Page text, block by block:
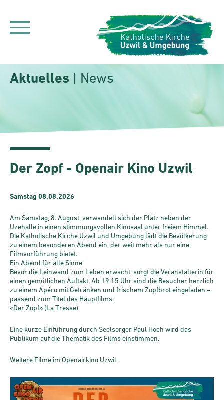
Aktuelles | News
Der Zopf - Openair Kino Uzwil
Samstag 08.08.2026
Am Samstag, 8. August, verwandelt sich der Platz neben der
Uzehalle in einen stimmungsvollen Kinosaal unter freiem Himmel.
Die Katholische Kirche Uzwil und Umgebung lädt die Bevölkerung
zu einem besonderen Abend ein, der weit mehr als nur eine
Filmvorführung bietet.
Ein Abend für alle Sinne
Bevor die Leinwand zum Leben erwacht, sorgt die Veranstalterin für
einen gemütlichen Auftakt. Ab 19.15 Uhr sind die Besucher herzlich
zu einem Apéro mit Getränken und frischem Zopfbrot eingeladen –
passend zum Titel des Hauptfilms:
«Der Zopf» (La Tresse)
Eine kurze Einführung durch Seelsorger Paul Hoch wird das
Publikum auf die Thematik des Films einstimmen.
Weitere Filme im Openairkino Uzwil